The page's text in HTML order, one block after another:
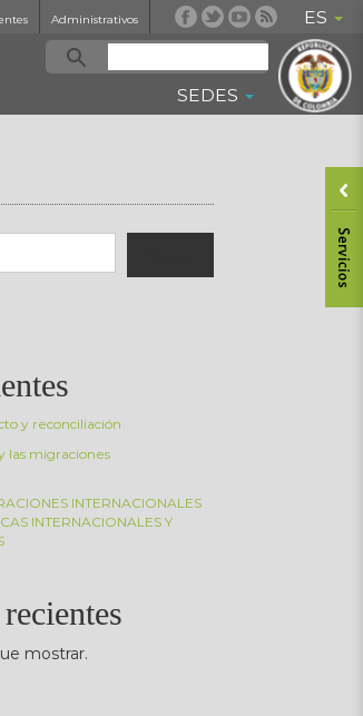
ES
Administrativos
SEDES
y reconciliación
las migraciones
INTERNACIONALES
INTERNACIONALES Y
mostrar.